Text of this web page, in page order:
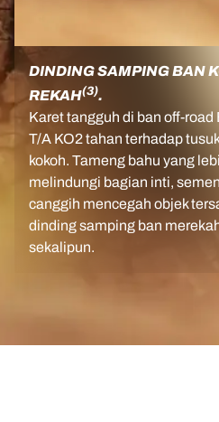
DINDING SAMPING BAN
REKAH(3).
Karet tangguh di ban off-
T/A KO2 tahan terhadap
kokoh. Tameng bahu yang
melindungi bagian inti,
canggih mencegah objek
dinding samping ban
sekalipun.